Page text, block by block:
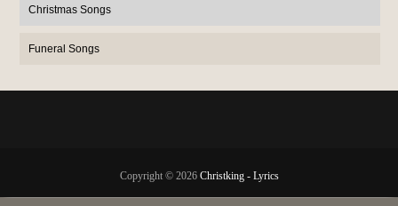
Christmas Songs
Funeral Songs
Copyright © 2026 Christking - Lyrics